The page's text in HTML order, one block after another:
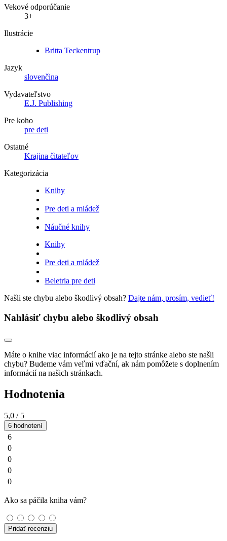
Vekové odporúčanie
3+
Ilustrácie
Britta Teckentrup
Jazyk
slovenčina
Vydavateľstvo
E.J. Publishing
Pre koho
pre deti
Ostatné
Krajina čitateľov
Kategorizácia
Knihy
Pre deti a mládež
Náučné knihy
Knihy
Pre deti a mládež
Beletria pre deti
Našli ste chybu alebo škodlivý obsah? Dajte nám, prosím, vedieť!
Nahlásiť chybu alebo škodlivý obsah
Máte o knihe viac informácií ako je na tejto stránke alebo ste našli
chybu? Budeme vám veľmi vďační, ak nám pomôžete s doplnením
informácií na našich stránkach.
Hodnotenia
5,0 / 5
6 hodnotení
6
0
0
0
0
Ako sa páčila kniha vám?
Pridať recenziu